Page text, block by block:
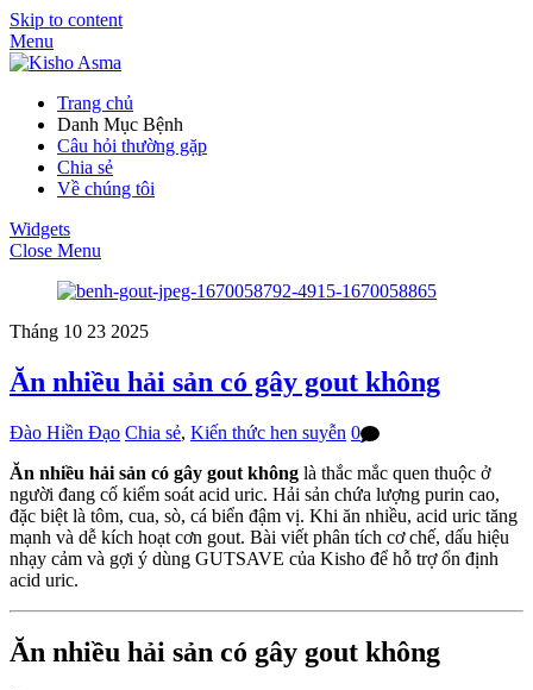
Skip to content
Menu
Trang chủ
Danh Mục Bệnh
Câu hỏi thường gặp
Chia sẻ
Về chúng tôi
Widgets
Close Menu
Tháng 10 23 2025
Ăn nhiều hải sản có gây gout không
Đào Hiền Đạo Chia sẻ, Kiến thức hen suyễn 0
Ăn nhiều hải sản có gây gout không là thắc mắc quen thuộc ở
người đang cố kiểm soát acid uric. Hải sản chứa lượng purin cao,
đặc biệt là tôm, cua, sò, cá biển đậm vị. Khi ăn nhiều, acid uric tăng
mạnh và dễ kích hoạt cơn gout. Bài viết phân tích cơ chế, dấu hiệu
nhạy cảm và gợi ý dùng GUTSAVE của Kisho để hỗ trợ ổn định
acid uric.
Ăn nhiều hải sản có gây gout không